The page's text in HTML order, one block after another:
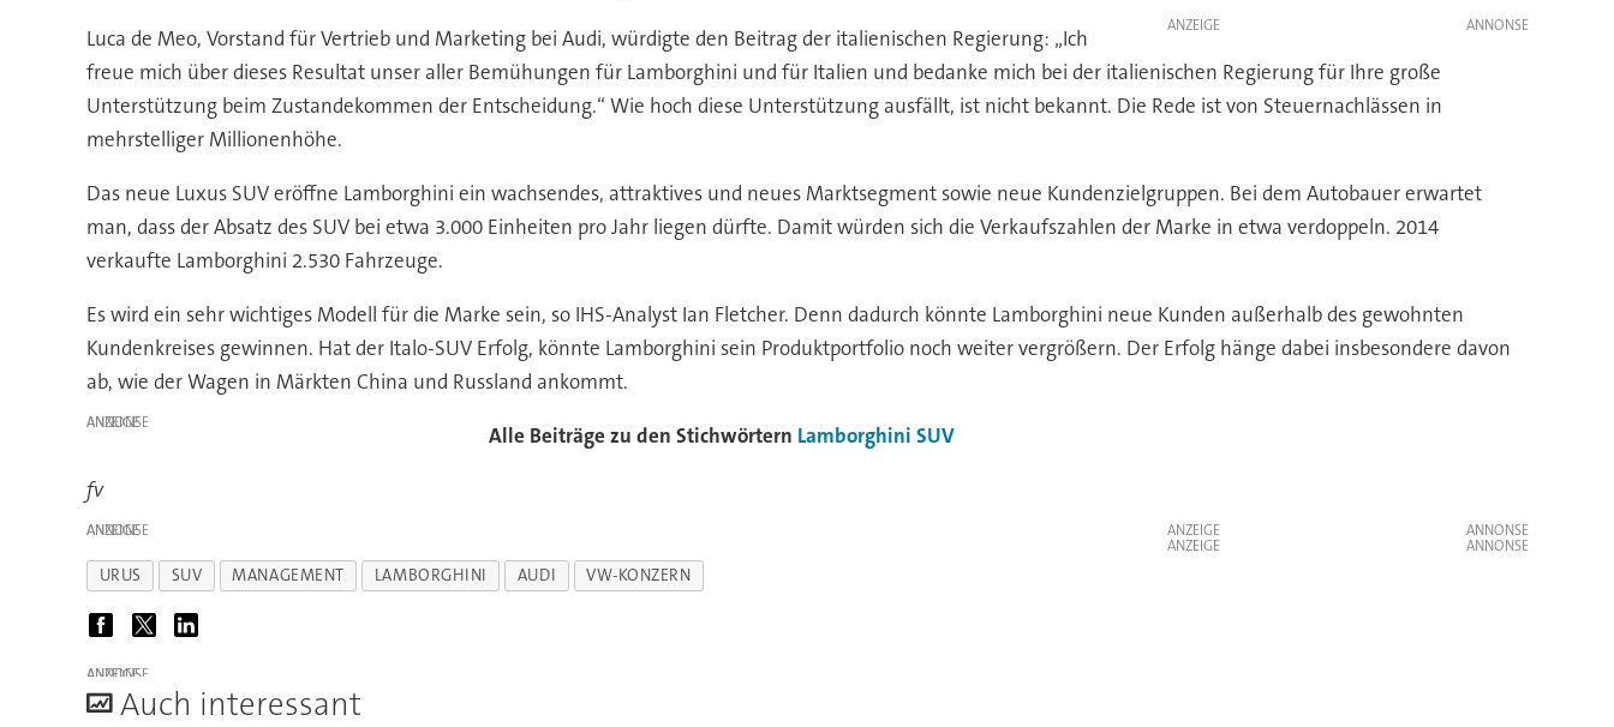
ANZEIGE
Luca de Meo, Vorstand für Vertrieb und Marketing bei Audi, würdigte den Beitrag der italienischen Regierung: „Ich
freue mich über dieses Resultat unser aller Bemühungen für Lamborghini und für Italien und bedanke mich bei der italienischen Regierung für Ihre große
Unterstützung beim Zustandekommen der Entscheidung.“ Wie hoch diese Unterstützung ausfällt, ist nicht bekannt. Die Rede ist von Steuernachlässen in
mehrstelliger Millionenhöhe.
Das neue Luxus SUV eröffne Lamborghini ein wachsendes, attraktives und neues Marktsegment sowie neue Kundenzielgruppen. Bei dem Autobauer erwartet
man, dass der Absatz des SUV bei etwa 3.000 Einheiten pro Jahr liegen dürfte. Damit würden sich die Verkaufszahlen der Marke in etwa verdoppeln. 2014
verkaufte Lamborghini 2.530 Fahrzeuge.
Es wird ein sehr wichtiges Modell für die Marke sein, so IHS-Analyst Ian Fletcher. Denn dadurch könnte Lamborghini neue Kunden außerhalb des gewohnten
Kundenkreises gewinnen. Hat der Italo-SUV Erfolg, könnte Lamborghini sein Produktportfolio noch weiter vergrößern. Der Erfolg hänge dabei insbesondere davon
ab, wie der Wagen in Märkten China und Russland ankommt.
ANZEIGE Alle Beiträge zu den Stichwörtern Lamborghini SUV
fv
ANZEIGE
ANZEIGE
ANZEIGE
URUS SUV MANAGEMENT LAMBORGHINI AUDI VW-KONZERN
ANZEIGE
Auch interessant